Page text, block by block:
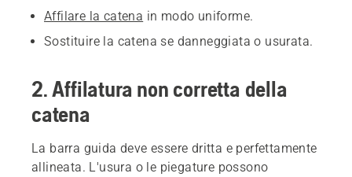
Affilare la catena in modo uniforme.
Sostituire la catena se danneggiata o usurata.
2. Affilatura non corretta della
catena
La barra guida deve essere dritta e perfettamente
allineata. L'usura o le piegature possono